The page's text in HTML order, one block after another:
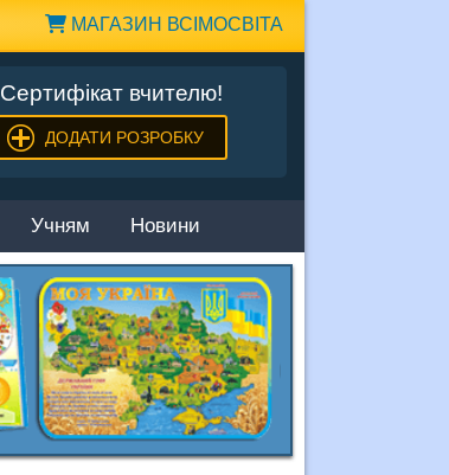
МАГАЗИН ВСІМОСВІТА
Сертифікат вчителю!
ДОДАТИ РОЗРОБКУ
Учням Новини